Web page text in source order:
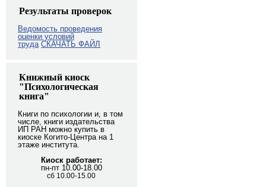
Результаты проверок
Ведомость проведения
оценки условий
труда СКАЧАТЬ ФАЙЛ
Книжный киоск
"Психологическая
книга"
Книги по психологии и, в том
числе, книги издательства
ИП РАН можно купить в
киоске Когито-Центра на 1
этаже института.
Киоск работает:
пн-пт 10.00-18.00
сб 10.00-15.00